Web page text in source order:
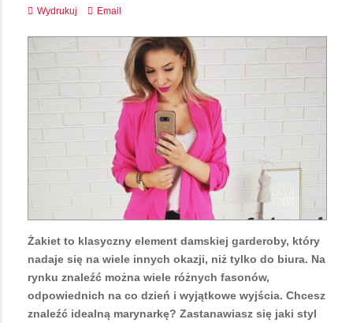
Wydrukuj
Email
Żakiet to klasyczny element damskiej garderoby, który
nadaje się na wiele innych okazji, niż tylko do biura. Na
rynku znaleźć można wiele różnych fasonów,
odpowiednich na co dzień i wyjątkowe wyjścia. Chcesz
znaleźć idealną marynarkę? Zastanawiasz się jaki styl